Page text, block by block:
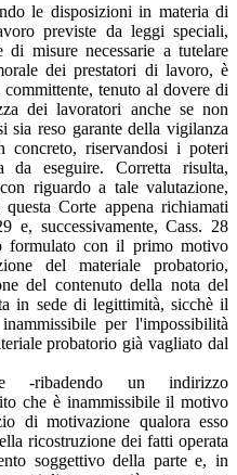
le disposizioni in materia di
previste da leggi speciali,
di misure necessarie a tutelare
dei prestatori di lavoro, è
tenuto al dovere di
dei lavoratori anche se non
sia reso garante della vigilanza
concreto, riservandosi i poteri
da eseguire. Corretta risulta,
riguardo a tale valutazione,
Corte appena richiamati
e, successivamente, Cass. 28
con il primo motivo
del materiale probatorio,
del contenuto della nota del
in sede di legittimità, sicchè il
per l'impossibilità
probatorio già vagliato dal
-ribadendo un indirizzo
che è inammissibile il motivo
di motivazione qualora esso
ricostruzione dei fatti operata
soggettivo della parte e, in